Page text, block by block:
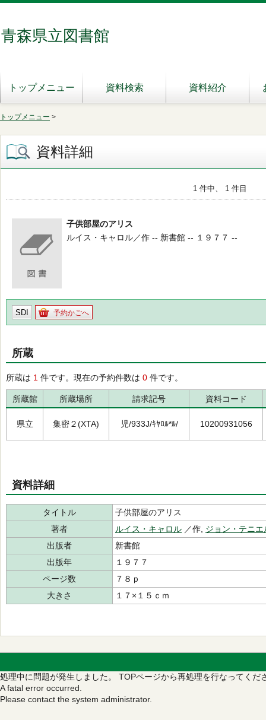
青森県立図書館
トップメニュー 資料検索 資料紹介
トップメニュー >
資料詳細
1 件中、 1 件目
子供部屋のアリス
ルイス・キャロル／作 -- 新書館 -- １９７７ --
SDI 予約かごへ
所蔵
所蔵は 1 件です。現在の予約件数は 0 件です。
所蔵館 所蔵場所 請求記号 資料コード
県立 集密２(XTA) 児/933J/ｷﾔﾛﾙ*ﾙ/ 10200931056
資料詳細
タイトル
子供部屋のアリス
著者
ルイス・キャロル ／作, ジョン・テニエ
出版者
新書館
出版年
１９７７
ページ数
７８ｐ
大きさ
１７×１５ｃｍ
処理中に問題が発生しました。 TOPページから再処理を行なってくだ
A fatal error occurred.
Please contact the system administrator.